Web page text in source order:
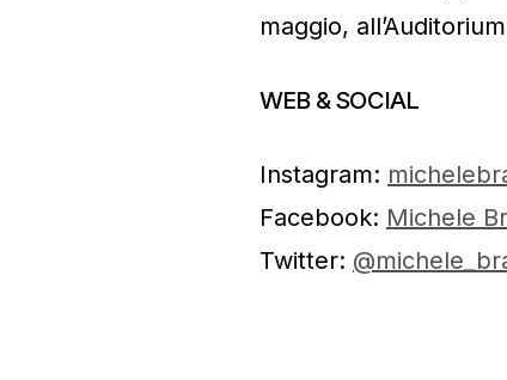
maggio,
WEB & SOCIAL
Instagram:
Facebook: Michele
Twitter: